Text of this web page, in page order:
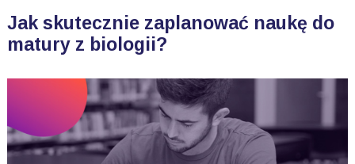
Jak skutecznie zaplanować naukę do
matury z biologii?